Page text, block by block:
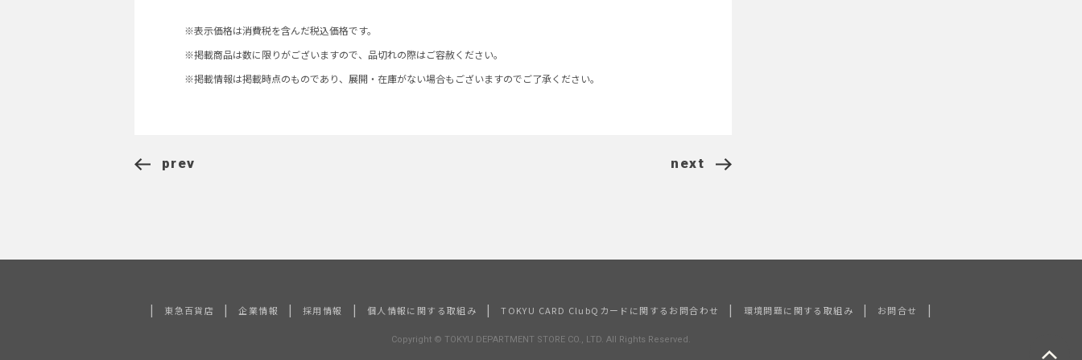
※表示価格は消費税を含んだ税込価格です。
※掲載商品は数に限りがございますので、品切れの際はご容赦ください。
※掲載情報は掲載時点のものであり、展開・在庫がない場合もございますのでご了承ください。
prev next
| 東急百貨店 | 企業情報 | 採用情報 | 個人情報に関する取組み | TOKYU CARD ClubQカードに関するお問合わせ | 環境問題に関する取組み | お問合せ |
Copyright © TOKYU DEPARTMENT STORE CO., LTD. All Rights Reserved.